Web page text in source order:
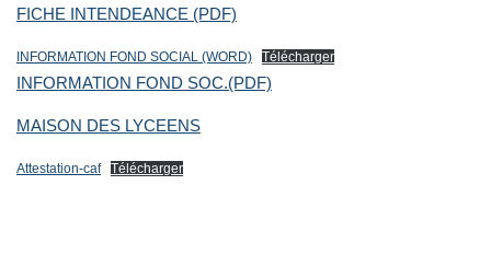
FICHE INTENDEANCE (PDF)
INFORMATION FOND SOCIAL (WORD) Télécharger
INFORMATION FOND SOC.(PDF)
MAISON DES LYCEENS
Attestation-caf Télécharger